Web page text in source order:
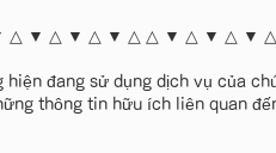
▼ △ ▼ △ ▼ △ ▼ △ △ ▼ △ ▼ △ ▼
đang sử dụng dịch vụ của
thông tin hữu ích liên quan